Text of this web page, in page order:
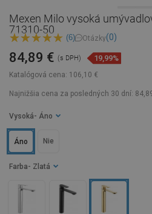
Mexen Milo vysoká
71310-50
(6) Otázky(0)
Katalógová cena: 106,10 €
84,89 € (s DPH) 19,99%
Najnižšia cena za posledných 30 dní:
Farba - Zlatá
Vysoká - Áno
Nie
Áno